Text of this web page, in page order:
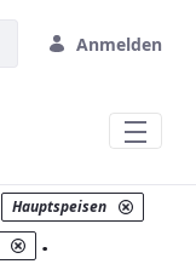
Anmelden
Hauptspeisen
.